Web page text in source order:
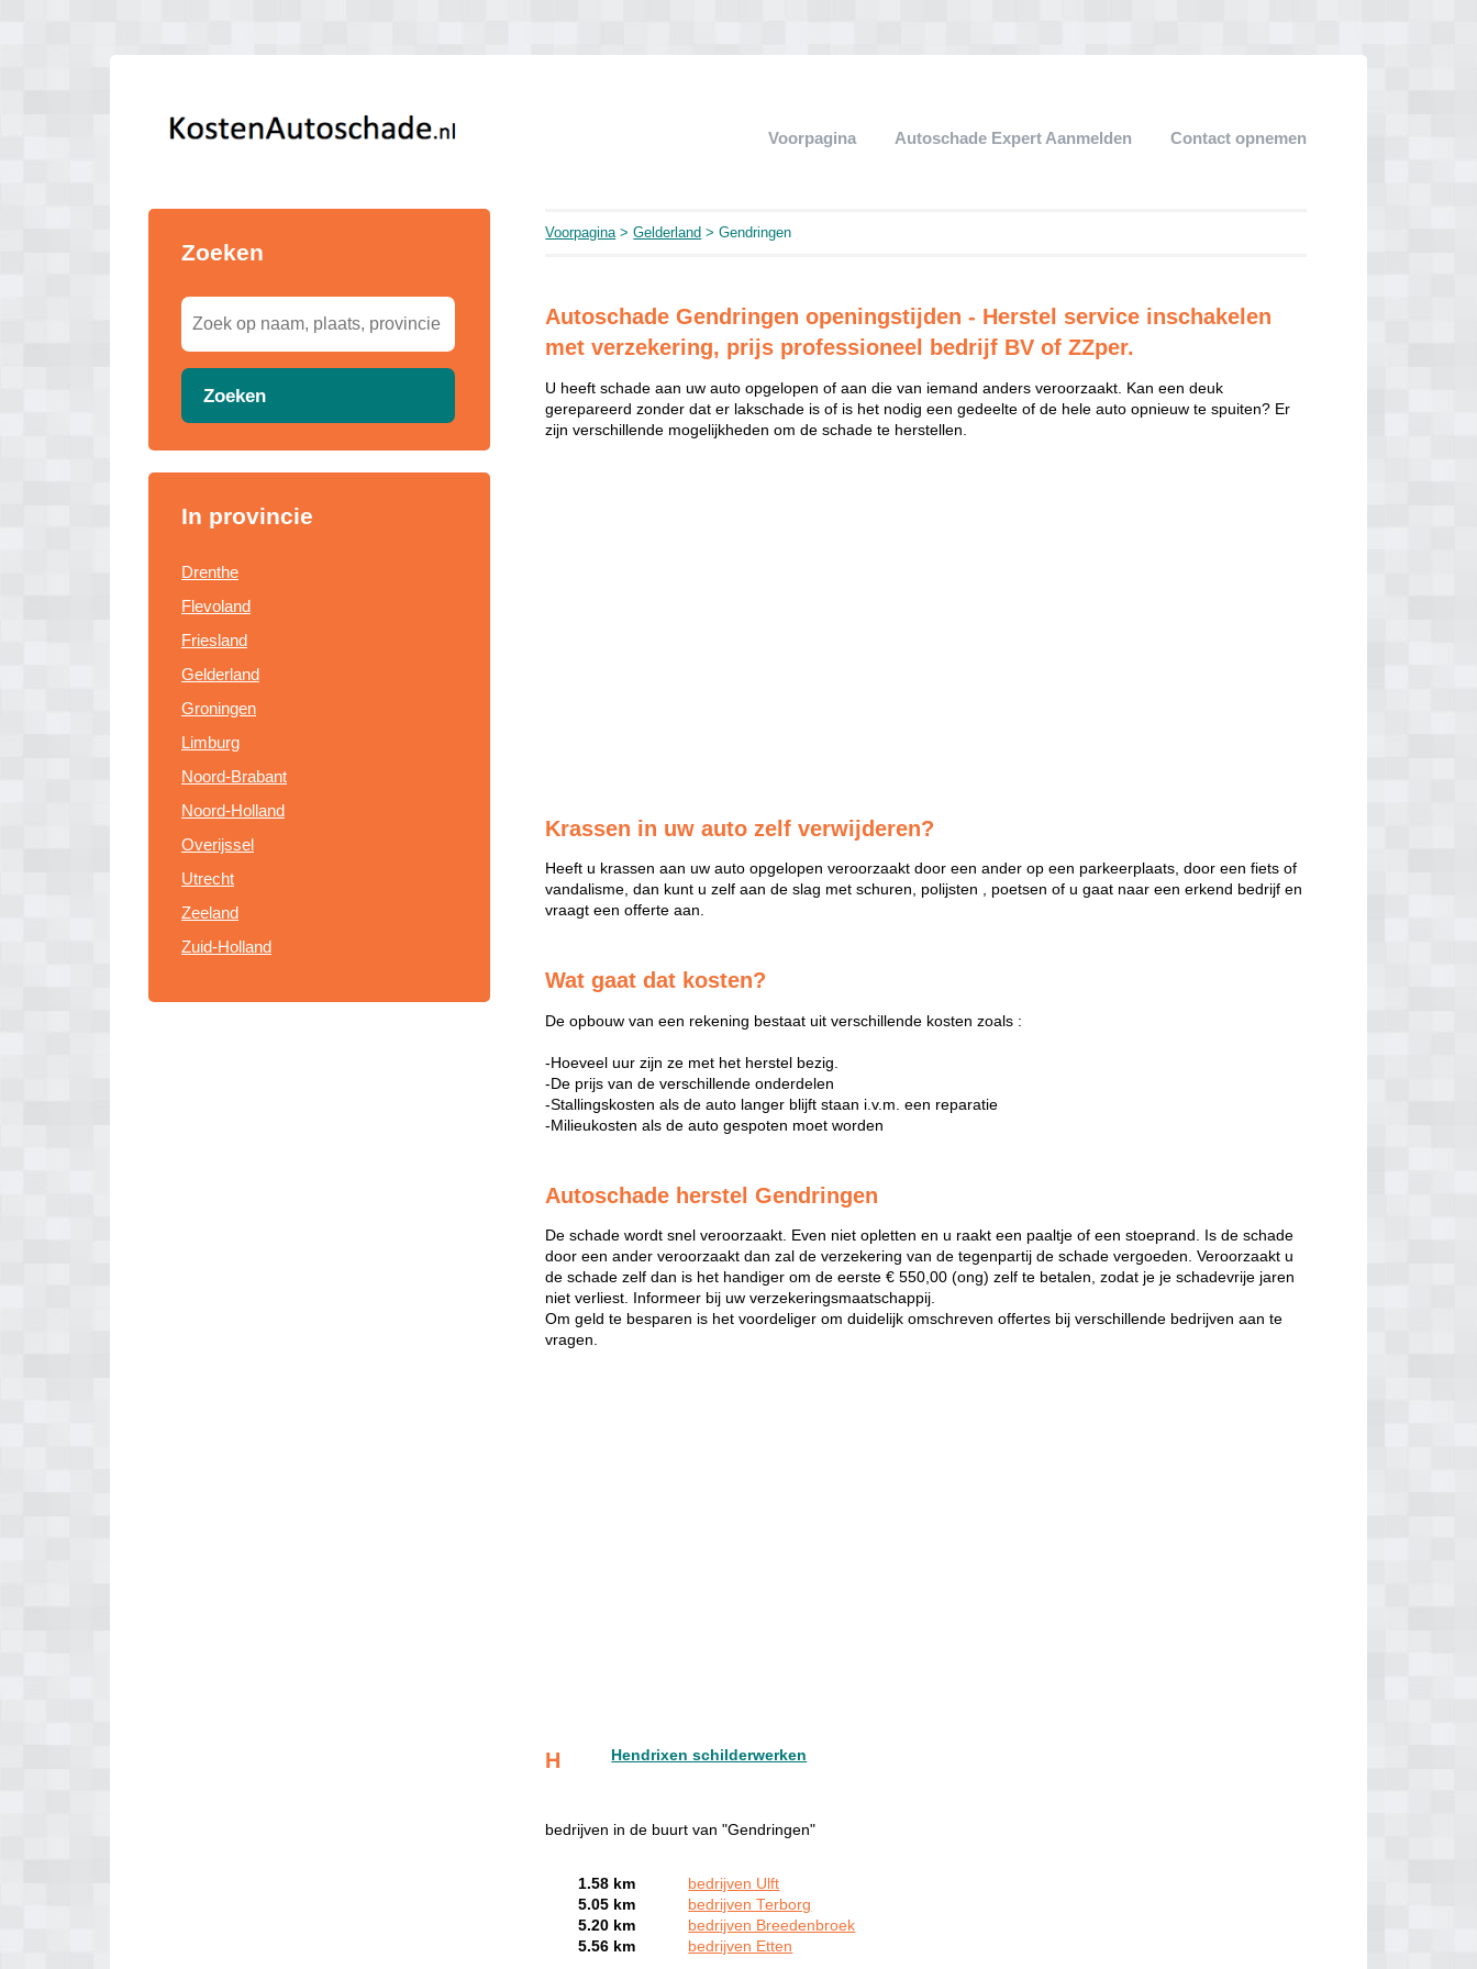
Voorpagina Autoschade Expert Aanmelden Contact opnemen
Zoeken
Zoeken
In provincie
Drenthe
Flevoland
Friesland
Gelderland
Groningen
Limburg
Noord-Brabant
Noord-Holland
Overijssel
Utrecht
Zeeland
Zuid-Holland
Voorpagina>Gelderland > Gendringen
Autoschade Gendringen openingstijden - Herstel service inschakelen
met verzekering, prijs professioneel bedrijf BV of ZZper.
U heeft schade aan uw auto opgelopen of aan die van iemand anders veroorzaakt. Kan een deuk
gerepareerd zonder dat er lakschade is of is het nodig een gedeelte of de hele auto opnieuw te spuiten? Er
zijn verschillende mogelijkheden om de schade te herstellen.
Krassen in uw auto zelf verwijderen?
Heeft u krassen aan uw auto opgelopen veroorzaakt door een ander op een parkeerplaats, door een fiets of
vandalisme, dan kunt u zelf aan de slag met schuren, polijsten , poetsen of u gaat naar een erkend bedrijf en
vraagt een offerte aan.
Wat gaat dat kosten?
De opbouw van een rekening bestaat uit verschillende kosten zoals :
-Hoeveel uur zijn ze met het herstel bezig.
-De prijs van de verschillende onderdelen
-Stallingskosten als de auto langer blijft staan i.v.m. een reparatie
-Milieukosten als de auto gespoten moet worden
Autoschade herstel Gendringen
De schade wordt snel veroorzaakt. Even niet opletten en u raakt een paaltje of een stoeprand. Is de schade
door een ander veroorzaakt dan zal de verzekering van de tegenpartij de schade vergoeden. Veroorzaakt u
de schade zelf dan is het handiger om de eerste € 550,00 (ong) zelf te betalen, zodat je je schadevrije jaren
niet verliest. Informeer bij uw verzekeringsmaatschappij.
Om geld te besparen is het voordeliger om duidelijk omschreven offertes bij verschillende bedrijven aan te
vragen.
H Hendrixen schilderwerken
bedrijven in de buurt van "Gendringen"
1.58 km
bedrijven Ulft
5.05 km
bedrijven Terborg
5.20 km
bedrijven Breedenbroek
5.56 km
bedrijven Etten